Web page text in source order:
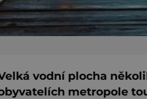
vodní plocha
metropole